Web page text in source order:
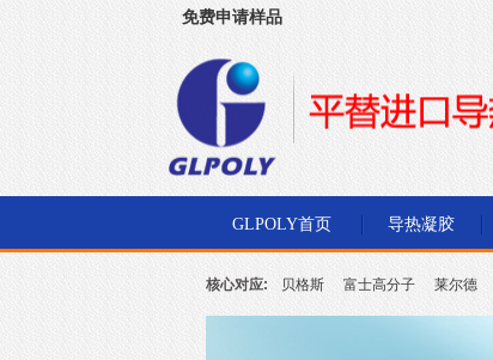
免费申请样品
GLPOLY首页 导热凝胶
核心对应: 贝格斯 富士高分子 莱尔德